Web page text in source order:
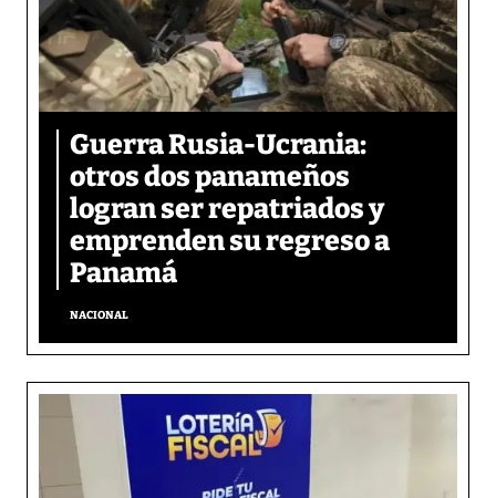
Guerra Rusia-Ucrania:
otros dos panameños
logran ser repatriados y
emprenden su regreso a
Panamá
NACIONAL